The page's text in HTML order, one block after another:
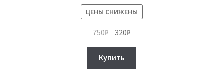
ЦЕНЫ СНИЖЕНЫ
750₽ Первоначальная
составляла
750₽.
320₽
Купить